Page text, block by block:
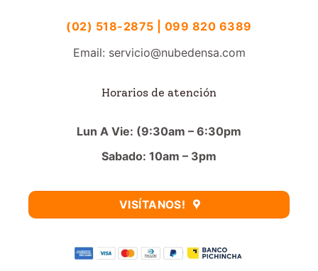
(02) 518-2875 | 099 820 6389
Email: servicio@nubedensa.com
Horarios de atención
Lun A Vie: (9:30am – 6:30pm
Sabado: 10am – 3pm
VISÍTANOS!